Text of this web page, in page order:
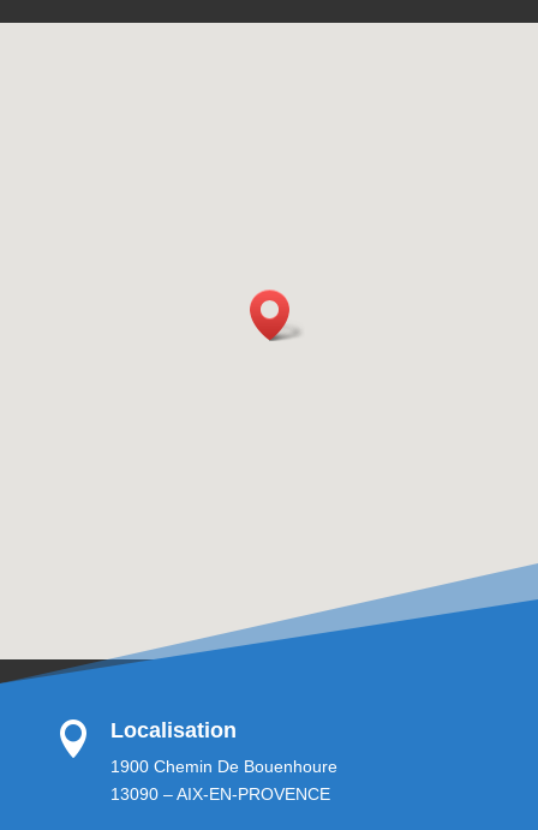
 Localisation
1900 Chemin De Bouenhoure
13090 – AIX-EN-PROVENCE